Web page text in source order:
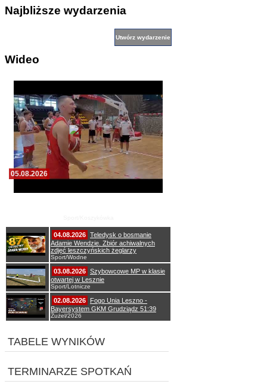
Najbliższe wydarzenia
Wideo
05.08.2026
04.08.2026 Teledysk o bosmanie
Adamie Wendzie. Zbiór achiwalnych
zdjęć leszczyńskich żeglarzy
Sport/Wodne
03.08.2026 Szybowcowe MP w klasie
otwartej w Lesznie
Sport/Lotnicze
02.08.2026
Fogo Unia Leszno -
Bayersystem GKM Grudziądz 51:39
Żużel/2026
TABELE WYNIKÓW
TERMINARZE SPOTKAŃ